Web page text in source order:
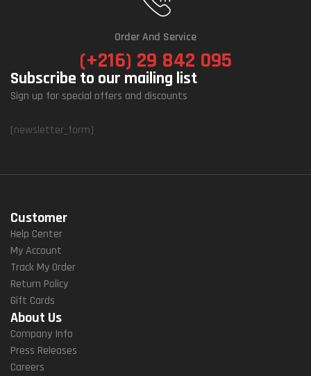
Order And Service
(+216) 29 842 095
Subscribe to our mailing list
Sign up for special offers and discounts
[newsletter_form]
Customer
Help Center
My Account
Track My Order
Return Policy
Gift Cards
About Us
Company Info
Press Releases
Careers